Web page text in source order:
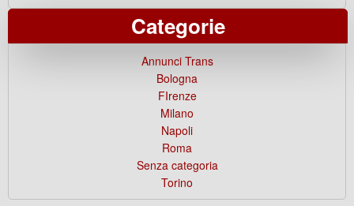
Categorie
Annunci Trans
Bologna
FIrenze
Milano
Napoli
Roma
Senza categoria
Torino